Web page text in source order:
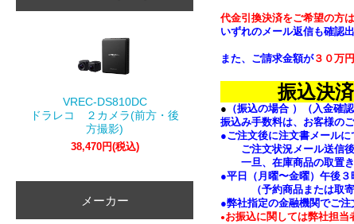
VREC-DS810DC
ドラレコ ２カメラ(前方・後
方撮影)
38,470円(税込)
メーカー
代金引換決済をご希望の方
いずれのメール返信も確認
また、ご請求金額が３０万
振込
● （振込の場合 ）（入金確
振込み手数料は、お客様の
●ご注文後に注文書メールに
ご注文状況メール送信後
一旦、在庫商品の取置き
●平日（月曜〜金曜）午後３
（予約商品または取寄せ
●弊社指定の金融機関でご注
●お振込に関しては弊社担当